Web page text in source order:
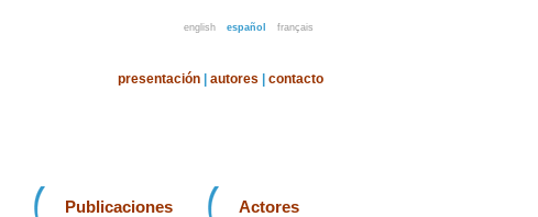
english español français
presentación autores contacto
Publicaciones Actores